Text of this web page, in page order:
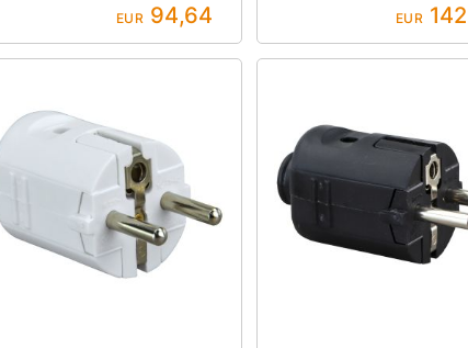
EUR 94,64 EUR